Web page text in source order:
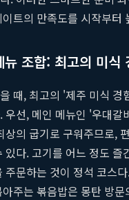
트의 만족도를 시작부터
뉴 조합: 최고의 미식
때, 최고의 '제주 미식 경
우선, 메인 메뉴인 '우대갈
상의 굽기로 구워주므로,
있다. 고기를 어느 정도 즐
주문하는 것이 정석 코스
주는 볶음밥은 몽탄 방